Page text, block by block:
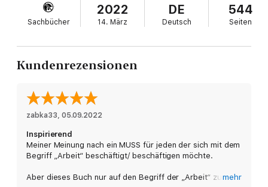
es zu knacken gilt, sondern "Selbstverwirklichung", dann ändern
sich die Lose in der Tombola: Arbeit zu haben wird nun nicht
mehr automatisch als Glückszustand bewertet, denn es kommt
Arbeitens an. Aus der Erwerbsarbeitsgesellschaft, wie wir sie
bisher kannten, wird eine
Transformation, und sie ist längst im Gange.
Richard David Precht zeigt uns, wie die Veränderung der
Arbeitswelt unser Leben, unsere Kultur, unsere Vorstellung von
Bildung, und letztlich die ganze Gesellschaft verändert – und
zukommen, insbesondere der Umbau unseres Sozialsystems
hin zu einem bedingungslosen Grundeinkommen.
Sachbücher
2022
14. März
DE
Deutsch
544
Seiten
Kundenrezensionen
zabka33, 05.09.2022
Inspirierend
Meiner Meinung nach ein MUSS für jeden der sich mit dem
Begriff „Arbeit“ beschäftigt/ beschäftigen möchte.
Aber dieses Buch nur auf den Begriff der „Arbeit“ zu mehr